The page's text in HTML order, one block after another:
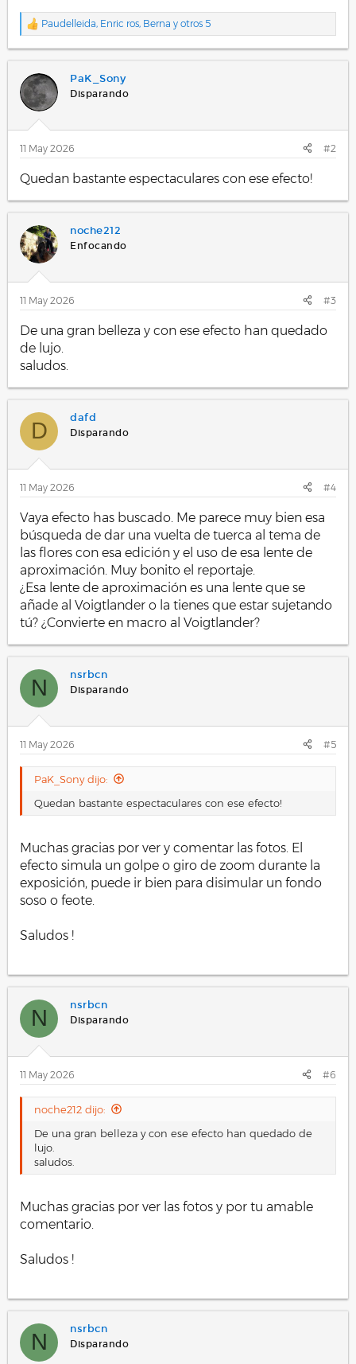
R
a
c
i
o
e
:
Paudelleida, Enric ros, Berna y otros 5
PaK_Sony
Disparando
11 May 2026 #2
Quedan bastante espectaculares con ese efecto!
noche212
Enfocando
11 May 2026 #3
De una gran belleza y con ese efecto han quedado
de lujo.
saludos.
D
dafd
Disparando
11 May 2026 #4
Vaya efecto has buscado. Me parece muy bien esa
búsqueda de dar una vuelta de tuerca al tema de
las flores con esa edición y el uso de esa lente de
aproximación. Muy bonito el reportaje.
¿Esa lente de aproximación es una lente que se
añade al Voigtlander o la tienes que estar sujetando
tú? ¿Convierte en macro al Voigtlander?
N
nsrbcn
Disparando
11 May 2026 #5
PaK_Sony dijo:
Quedan bastante espectaculares con ese efecto!
Muchas gracias por ver y comentar las fotos. El
efecto simula un golpe o giro de zoom durante la
exposición, puede ir bien para disimular un fondo
soso o feote.
Saludos !
N
nsrbcn
Disparando
11 May 2026 #6
noche212 dijo:
De una gran belleza y con ese efecto han quedado de
lujo.
saludos.
Muchas gracias por ver las fotos y por tu amable
comentario.
Saludos !
N
nsrbcn
Disparando